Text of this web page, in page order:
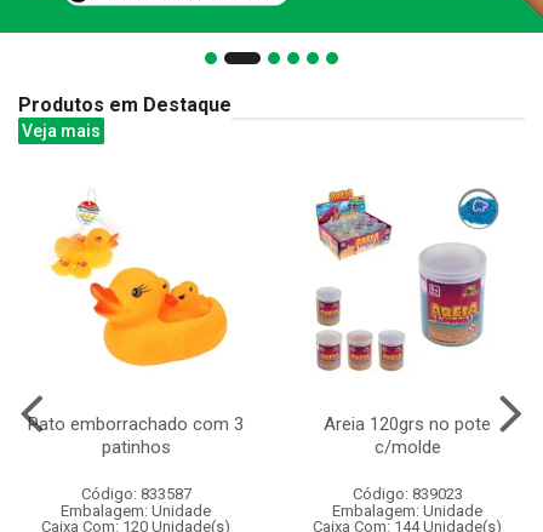
Produtos em Destaque
Veja mais
Pato emborrachado com 3
patinhos
Código: 833587
Embalagem: Unidade
Caixa Com: 120 Unidade(s)
Areia 120grs no pote
c/molde
Código: 839023
Embalagem: Unidade
Caixa Com: 144 Unidade(s)